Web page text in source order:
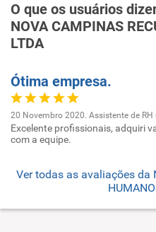
O que os usuários
NOVA CAMPINAS
LTDA
Ótima empresa.
20 Novembro 2020. Assistente de
Excelente profissionais, adquiri
com a equipe.
Ver todas as avaliações da